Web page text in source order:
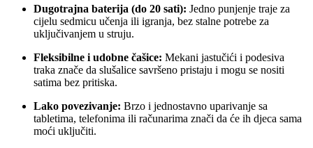
Dugotrajna baterija (do 20 sati): Jedno punjenje traje za
cijelu sedmicu učenja ili igranja, bez stalne potrebe za
uključivanjem u struju.
Fleksibilne i udobne čašice: Mekani jastučići i podesiva
traka znače da slušalice savršeno pristaju i mogu se nositi
satima bez pritiska.
Lako povezivanje: Brzo i jednostavno uparivanje sa
tabletima, telefonima ili računarima znači da će ih djeca sama
moći uključiti.